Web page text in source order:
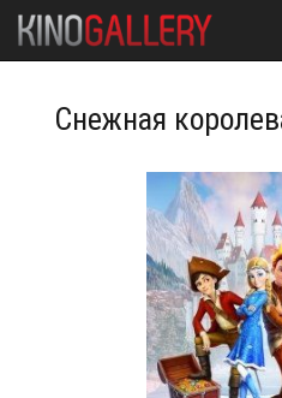
Снежная